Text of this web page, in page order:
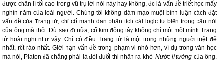
được chân lí tối cao trong vũ trụ lời nói này hay không, đó là vấn đề triết học mấy
nghìn năm của loài người. Chúng tôi không dám mạo muội bình luận cách đặt
vấn đề của Trang tử, chỉ cố mạnh dạn phân tích cái logic tư biện trong câu nói
của ông mà thôi. Dù sao đi nữa, cổ kim đông tây không chỉ một một mình Trang
tử hoài nghi như vậy. Chỉ có điều Trang tử là một trong những người triệt để
nhất, rốt ráo nhất. Giới hạn vấn đề trong phạm vi nhỏ hơn, ví dụ trong văn học
mà nói, Platon đã chẳng phải là đòi đuổi thi nhân ra khỏi Nước lí tưởng của ông.